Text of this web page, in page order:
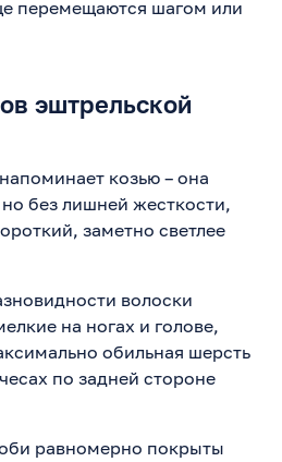
перемещаются шагом или
эштрельской
козью – она
без лишней жесткости,
заметно светлее
волоски
на ногах и голове,
обильная шерсть
по задней стороне
равномерно покрыты